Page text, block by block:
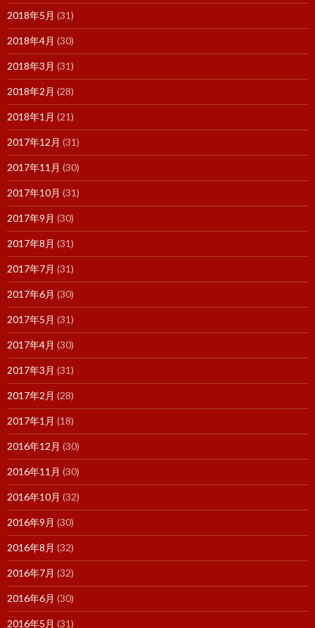
2018年5月 (31)
2018年4月 (30)
2018年3月 (31)
2018年2月 (28)
2018年1月 (21)
2017年12月 (31)
2017年11月 (30)
2017年10月 (31)
2017年9月 (30)
2017年8月 (31)
2017年7月 (31)
2017年6月 (30)
2017年5月 (31)
2017年4月 (30)
2017年3月 (31)
2017年2月 (28)
2017年1月 (18)
2016年12月 (30)
2016年11月 (30)
2016年10月 (32)
2016年9月 (30)
2016年8月 (32)
2016年7月 (32)
2016年6月 (30)
2016年5月 (31)